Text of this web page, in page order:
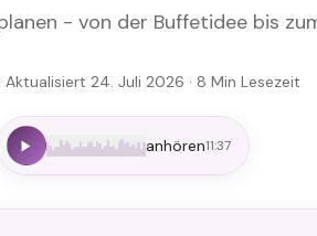
- von der Buffetidee bis
· Aktualisiert 24. Juli 2026 · 8 Min Lesezeit
anhören11:37